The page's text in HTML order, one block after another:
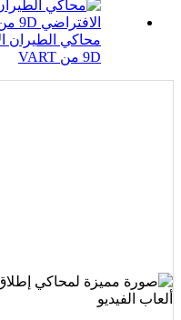
محاكي الطيران
9D من VART